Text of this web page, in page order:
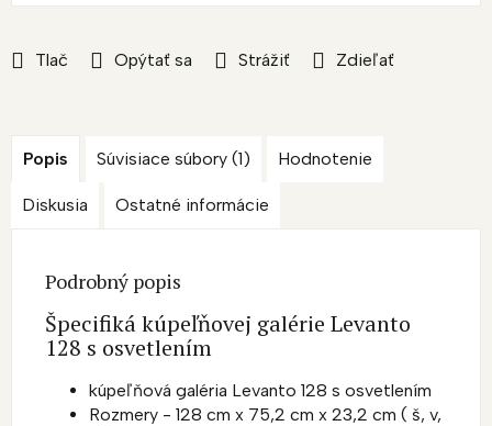
Tlač Opýtať sa Strážiť Zdieľať
Popis Súvisiace súbory (1) Hodnotenie
Diskusia Ostatné informácie
Podrobný popis
Špecifiká kúpeľňovej galérie Levanto
128 s osvetlením
kúpeľňová galéria Levanto 128 s osvetlením
Rozmery - 128 cm x 75,2 cm x 23,2 cm ( š, v,